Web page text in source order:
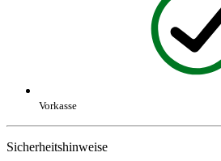
Vorkasse
Sicherheitshinweise